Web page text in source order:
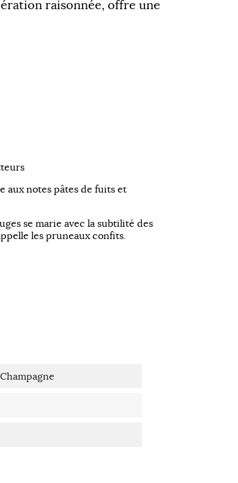
raisonnée, offre une
aux notes pâtes de fuits et
se marie avec la subtilité des
les pruneaux confits.